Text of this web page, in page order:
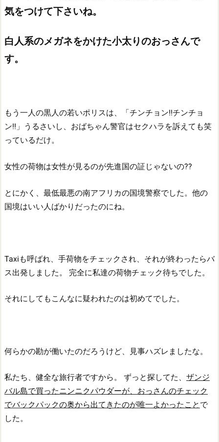
気をつけて下さいね。
白人系のメガネをかけた小太りのおっさんで
す。
もう一人の黒人の若いポリスは、「チンチョン!!チンチョ
ン!!」うるさいし、おばちゃん警官はセクハラを訴えても笑
っているだけ。
女性の荷物は女性が見るのが先進国の証じゃないの??
とにかく、最低最悪の南アフリカの国境警察でした。他の
国境はいい人ばかりだったのにね。
Taxiも呼ばれ、手荷物をチェックされ、それが終わったらバ
ス出発しました。
完全に私達の荷物チェック待ちでした。
それにしてもこんなに疑われたのは初めてでした。
何らかの勘が働いたのだろうけど、見事ハズレましたな。
私たち、健全な旅行者ですから。 ずっと探してた、 ザンジ
バル島で買ったニンニクパウダーが、おっさんのチェック
でバックパックの奥から出てきたのが唯一よかったこと で
した。